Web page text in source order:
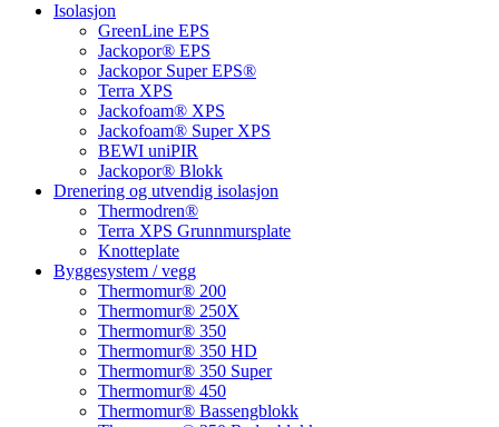
Isolasjon
GreenLine EPS
Jackopor® EPS
Jackopor Super EPS®
Terra XPS
Jackofoam® XPS
Jackofoam® Super XPS
BEWI uniPIR
Jackopor® Blokk
Drenering og utvendig isolasjon
Thermodren®
Terra XPS Grunnmursplate
Knotteplate
Byggesystem / vegg
Thermomur® 200
Thermomur® 250X
Thermomur® 350
Thermomur® 350 HD
Thermomur® 350 Super
Thermomur® 450
Thermomur® Bassengblokk